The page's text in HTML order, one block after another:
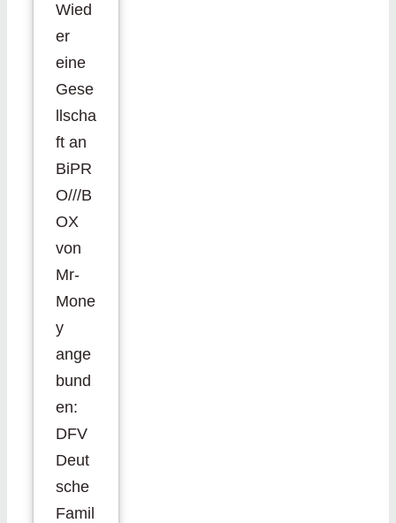
Wied
er
eine
Gese
llscha
ft an
BiPR
O///B
OX
von
Mr-
Mone
y
ange
bund
en:
DFV
Deut
sche
Famil